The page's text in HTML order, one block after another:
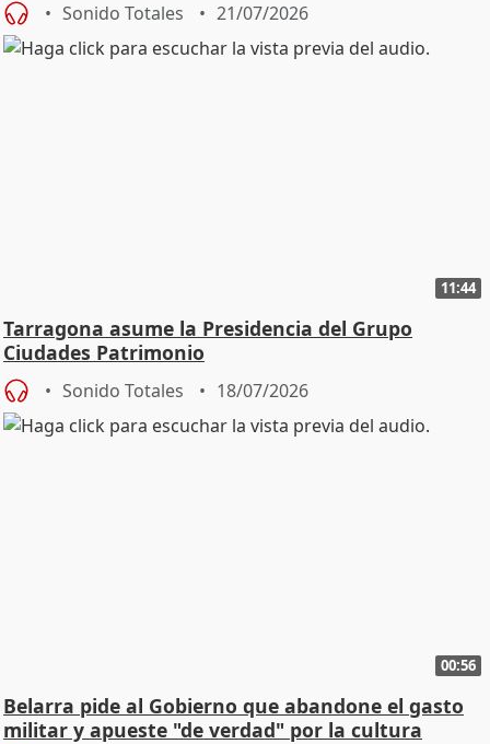
Sonido Totales 21/07/2026
11:44
Tarragona asume la Presidencia del Grupo
Ciudades Patrimonio
Sonido Totales 18/07/2026
00:56
Belarra pide al Gobierno que abandone el gasto
militar y apueste "de verdad" por la cultura